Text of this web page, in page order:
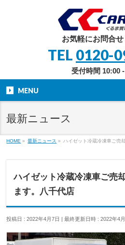
お気軽にお問合
TEL 0120-
受付時間 10:00
MENU
最新ニュース
HOME » 最新ニュース » ハイゼット冷蔵冷凍車ご売
ハイゼット冷蔵冷凍車ご売
ます。八千代店
投稿日 : 2022年4月7日 最終更新日時 : 2022年4